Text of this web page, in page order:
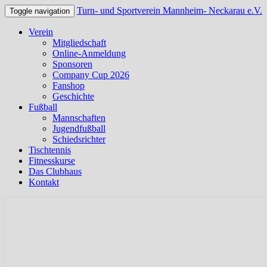
Toggle navigation Turn- und Sportverein Mannheim- Neckarau e.V.
Verein
Mitgliedschaft
Online-Anmeldung
Sponsoren
Company Cup 2026
Fanshop
Geschichte
Fußball
Mannschaften
Jugendfußball
Schiedsrichter
Tischtennis
Fitnesskurse
Das Clubhaus
Kontakt